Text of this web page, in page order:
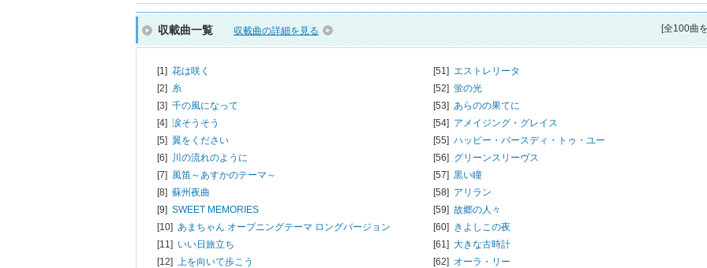
収載曲一覧 収載曲の詳細を見る [全100曲
[1] 花は咲く
[2] 糸
[3] 千の風になって
[4] 涙そうそう
[5] 翼をください
[6] 川の流れのように
[7] 風笛～あすかのテーマ～
[8] 蘇州夜曲
[9] SWEET MEMORIES
[10] あまちゃん オープニングテーマ ロングバージョン
[11] いい日旅立ち
[12] 上を向いて歩こう
[51] エストレリータ
[52] 蛍の光
[53] あらのの果てに
[54] アメイジング・グレイス
[55] ハッピー・バースディ・トゥ・ユー
[56] グリーンスリーヴス
[57] 黒い瞳
[58] アリラン
[59] 故郷の人々
[60] きよしこの夜
[61] 大きな古時計
[62] オーラ・リー